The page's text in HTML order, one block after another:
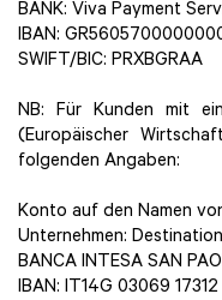
BANK: Viva Payment
IBAN:
SWIFT/BIC: PRXBGRAA
NB: Für Kunden mit
(Europäischer
folgenden Angaben:
Konto auf den Namen
Unternehmen:
BANCA INTESA SAN
IBAN: IT14G 03069